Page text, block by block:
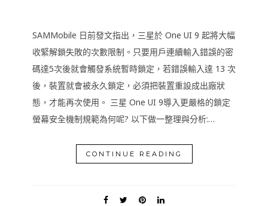
SAMMobile 日前發文指出，三星於 One UI 9 起將大幅
收緊解鎖失敗的次數限制。只要用戶連續輸入錯誤的密
碼達5次後就會觸發系統暫時鎖定，若錯誤輸入達 13 次
後，裝置就會被永久鎖定，必須把裝置重設成出廠狀
態，才能再次使用。 三星 One UI 9導入更嚴格的鎖定
螢幕安全機制規範為何呢? 以下做一整理與分析:…
CONTINUE READING